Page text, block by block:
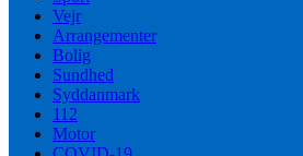
Vejr
Arrangementer
Bolig
Sundhed
Syddanmark
112
Motor